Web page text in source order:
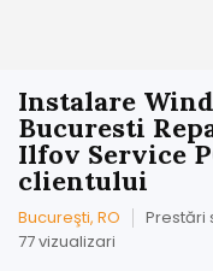
Instalare
Bucuresti
Ilfov Service
clientului
Bucureşti, RO Prestări
77 vizualizari